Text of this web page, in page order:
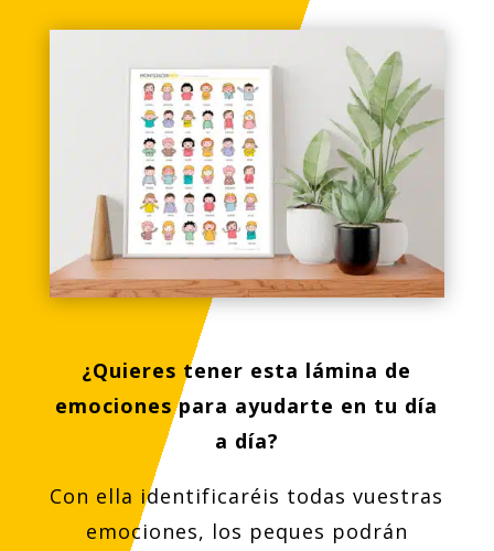
¿Quieres tener esta lámina de
emociones para ayudarte en tu día
a día?
Con ella identificaréis todas vuestras
emociones, los peques podrán